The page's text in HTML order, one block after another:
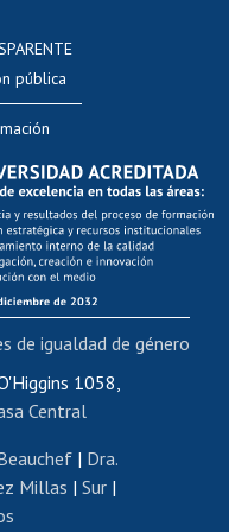
os
interna
pública
1058,
Central
| Dra.
Millas | Sur |
de igualdad de género